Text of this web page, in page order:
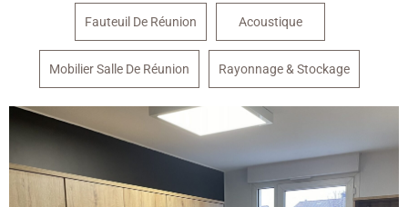
Fauteuil De Réunion Acoustique
Mobilier Salle De Réunion Rayonnage & Stockage